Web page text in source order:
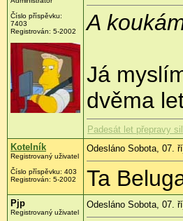
Číslo příspěvku:
7403
Registrován: 5-2002
A
Já
dvěma
Padesát let přepravy
Kotelník
Registrovaný uživatel
Číslo příspěvku: 403
Registrován: 5-2002
Odesláno Sobota, 07.
Ta
Pjp
Registrovaný uživatel
Odesláno Sobota, 07.